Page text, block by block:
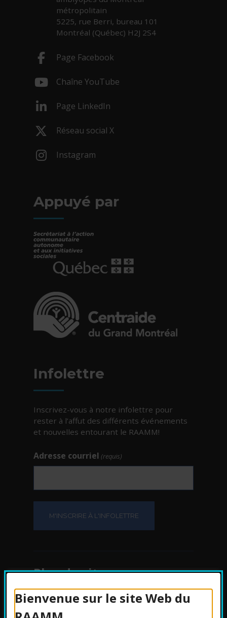
Bienvenue sur le site Web du
métropolitain
5225, rue Berri, bureau 101
Montréal (Québec) H2J 2S4
Page Facebook
Chaîne YouTube
Page LinkedIn
Réseau social X
Instagram
Appuyé par
Infolettre
Inscrivez-vous à notre infolettre pour
rester à l’affut des différents événements
et nouvelles entourant le RAAMM!
Adresse courriel (requis)
Plan du site
Protection des